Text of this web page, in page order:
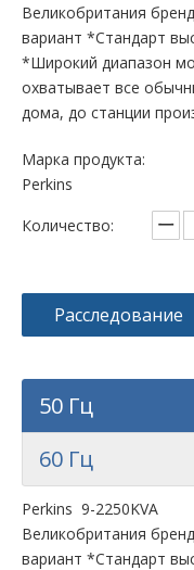
Великобритания
вариант *Стандарт
*Широкий диапазон
охватывает все
дома, до станции
Марка продукта:
Perkins
Количество:
Расследование
50 Гц
60 Гц
Perkins 9-2250KVA
Великобритания
вариант *Стандарт